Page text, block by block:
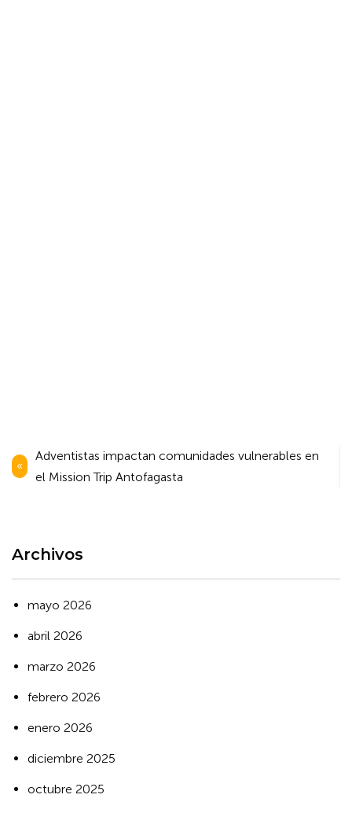
Navegación
de
Adventistas impactan comunidades vulnerables en
el Mission Trip Antofagasta
Archivos
mayo 2026
abril 2026
marzo 2026
febrero 2026
enero 2026
diciembre 2025
octubre 2025